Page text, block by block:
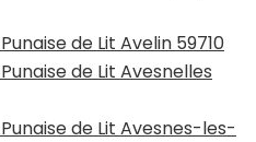
de Lit Avelin 59710
de Lit Avesnelles
de Lit Avesnes-les-